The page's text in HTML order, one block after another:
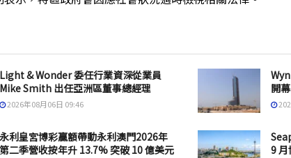
Light & Wonder 委任行業資深從業員
Mike Smith 出任亞洲區董事總經理
2026年08月06日 09:46
開
永利皇宮博彩贏額帶動永利澳門2026年
第二季營收按年升 13.7% 突破 10 億美元
9